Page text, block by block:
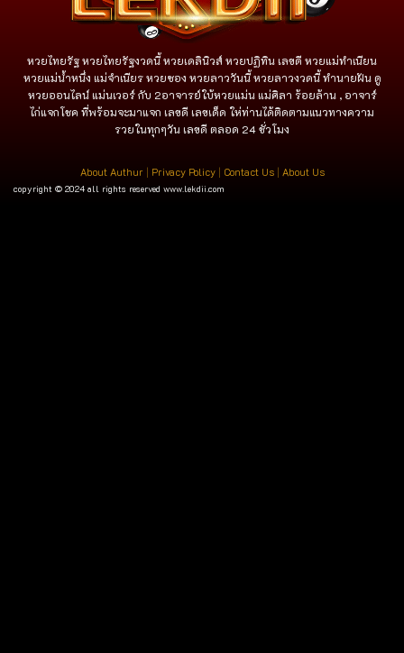
หวยไทยรัฐ หวยไทยรัฐงวดนี้ หวยเดลินิวส์ หวยปฏิทิน เลขดี หวยแม่ทำเนียน
หวยแม่น้ำหนึ่ง แม่จําเนียร หวยซอง หวยลาววันนี้ หวยลาวงวดนี้ ทำนายฝัน ดู
หวยออนไลน์ แม่นเวอร์ กับ 2อาจารย์ใบ้หวยแม่น แม่ศิลา ร้อยล้าน , อาจาร์
ไก่แจกโชค ที่พร้อมจะมาแจก เลขดี เลขเด็ด ให่ท่านได้ติดตามแนวทางความ
รวยในทุกๆวัน เลขดี ตลอด 24 ชั่วโมง
About Authur | Privacy Policy| Contact Us| About Us
copyright © 2024 all rights reserved www.lekdii.com